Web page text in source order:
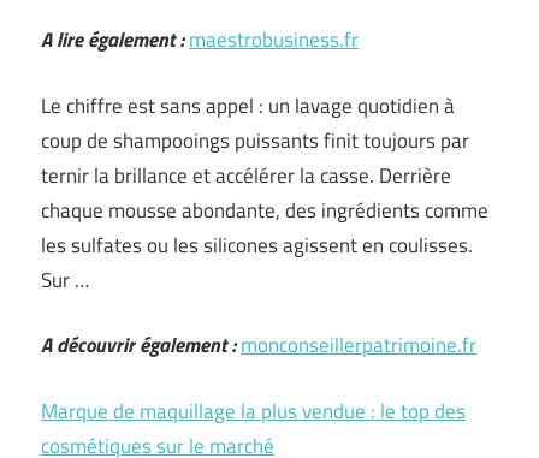
A lire également :maestrobusiness.fr
Le chiffre est sans appel : un lavage quotidien à
coup de shampooings puissants finit toujours par
ternir la brillance et accélérer la casse. Derrière
chaque mousse abondante, des ingrédients comme
les sulfates ou les silicones agissent en coulisses.
Sur …
A découvrir également :monconseillerpatrimoine.fr
Marque de maquillage la plus vendue : le top des
cosmétiques sur le marché